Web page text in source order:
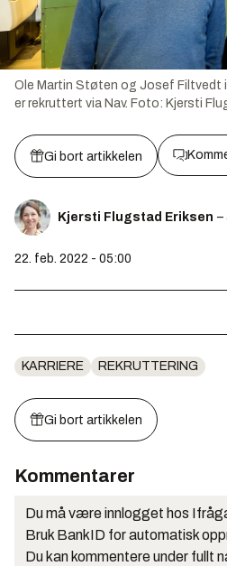
Ole Martin Støten og Josef Filtvedt
er rekruttert via Nav. Foto: Kjersti
Gi bort artikkelen
Kjersti Flugstad Eriksen –
22. feb. 2022 - 05:00
KARRIERE REKRUTTERING
Gi bort artikkelen
Kommentarer
Du må være innlogget hos
Bruk BankID for automatisk
Du kan kommentere under fullt